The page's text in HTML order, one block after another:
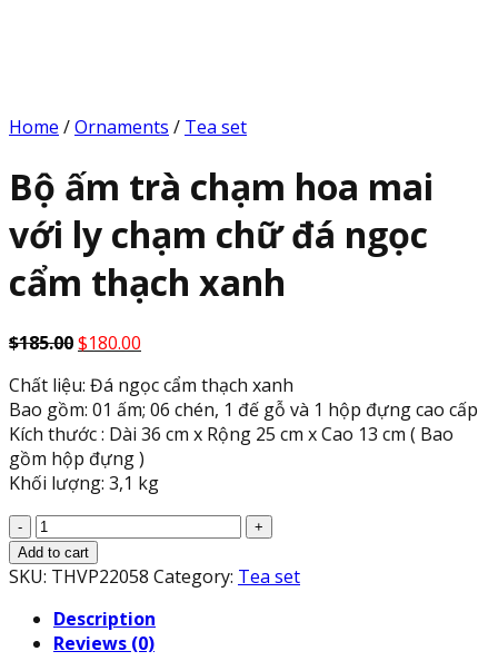
Home /Ornaments / Tea set
Bộ ấm trà chạm hoa mai
với ly chạm chữ đá ngọc
cẩm thạch xanh
$185.00Original
was:
$185.00.
$180.00
is:
$180.00.
Chất liệu: Đá ngọc cẩm thạch xanh
Bao gồm: 01 ấm; 06 chén, 1 đế gỗ và 1 hộp đựng cao cấp
Kích thước : Dài 36 cm x Rộng 25 cm x Cao 13 cm ( Bao
gồm hộp đựng )
Khối lượng: 3,1 kg
Bộ
ấm
trà
hoa
mai
Add to cart
SKU: THVP22058 Category: Tea set
Description
Reviews (0)